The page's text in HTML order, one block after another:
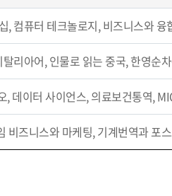
, 컴퓨터 테크놀로지, 비즈니스와
리아어, 인물로 읽는 중국, 한영순
데이터 사이언스, 의료보건통역,
비즈니스와 마케팅, 기계번역과 포